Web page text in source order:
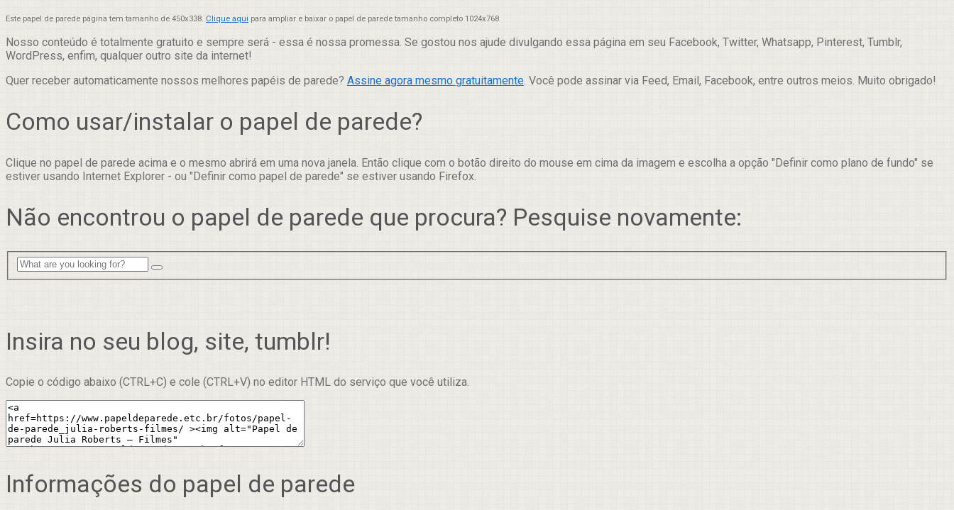
Este papel de parede página tem tamanho de 450x338. Clique aqui para ampliar e baixar o papel de parede tamanho completo 1024x768
Nosso conteúdo é totalmente gratuito e sempre será - essa é nossa promessa. Se gostou nos ajude divulgando essa página em seu Facebook, Twitter, Whatsapp, Pinterest, Tumblr,
WordPress, enfim, qualquer outro site da internet!
Quer receber automaticamente nossos melhores papéis de parede? Assine agora mesmo gratuitamente. Você pode assinar via Feed, Email, Facebook, entre outros meios. Muito obrigado!
Como usar/instalar o papel de parede?
Clique no papel de parede acima e o mesmo abrirá em uma nova janela. Então clique com o botão direito do mouse em cima da imagem e escolha a opção "Definir como plano de fundo" se
estiver usando Internet Explorer - ou "Definir como papel de parede" se estiver usando Firefox.
Não encontrou o papel de parede que procura? Pesquise novamente:
Insira no seu blog, site, tumblr!
Copie o código abaixo (CTRL+C) e cole (CTRL+V) no editor HTML do serviço que você utiliza.
Informações do papel de parede